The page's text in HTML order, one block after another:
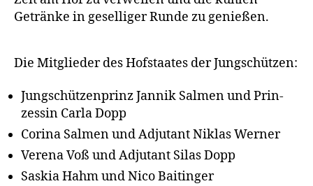
Geträn­ke in gesel­li­ger Run­de zu genießen.
Die Mit­glie­der des Hof­staa­tes der Jungschützen:
Jung­schüt­zen­prinz Jan­nik Sal­men und Prin­
zes­sin Car­la Dopp
Cori­na Sal­men und Adju­tant Niklas Werner
Vere­na Voß und Adju­tant Silas Dopp
Saskia Hahm und Nico Baitinger